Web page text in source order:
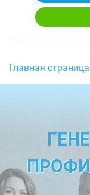
Главная страница